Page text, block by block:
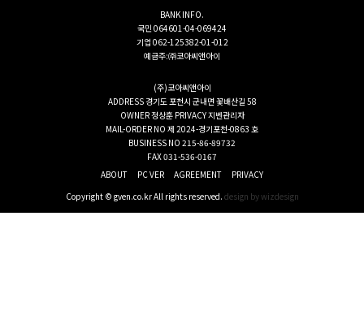
BANK INFO.
국민 064601-04-069424
기업 062-125382-01-012
예금주:㈜코아씨앤아이
(주)코아씨앤아이
ADDRESS경기도 포천시 군내면 꽃배산길 58
OWNER정상훈 PRIVACY지벤관리자
MAIL-ORDER NO 제 2024-경기포천-0863 호
BUSINESS NO 215-86-89732
FAX031-536-0167
ABOUT
PC VER AGREEMENT
PRIVACY
Copyright © gven.co.kr All rights reserved. design by wizdesign